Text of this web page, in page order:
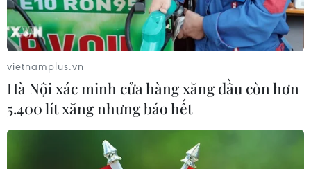
Quảng Trị: Di chuyển người dân
ra khỏi khu vực ngập lũ huyện Cam Lộ
vietnamplus.vn
Hà Nội xác minh cửa hàng xăng dầu còn hơn
5.400 lít xăng nhưng báo hết